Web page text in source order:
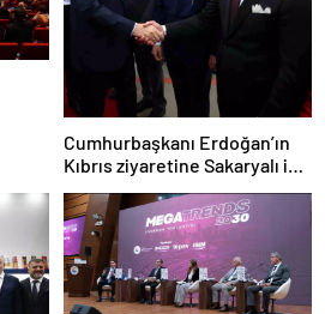
Cumhurbaşkanı Erdoğan’ın
Kıbrıs ziyaretine Sakaryalı iş
insanı da eşlik etti